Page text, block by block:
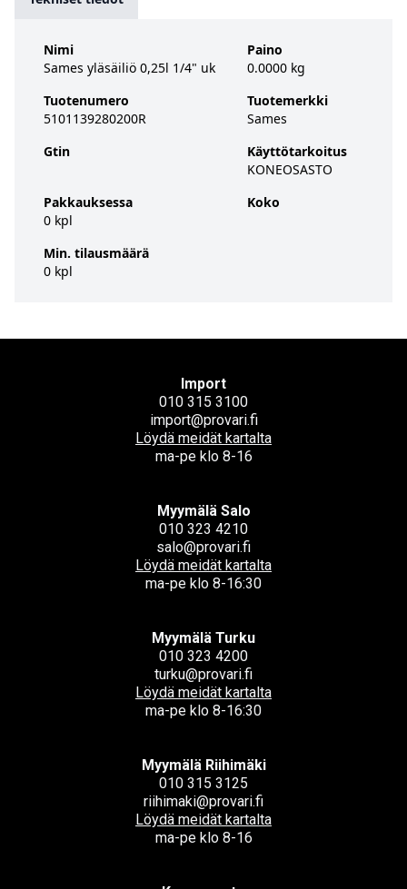
Nimi
Sames yläsäiliö 0,25l 1/4" uk
Tuotenumero
5101139280200R
Gtin
Pakkauksessa
0 kpl
Min. tilausmäärä
0 kpl
Paino
0.0000 kg
Tuotemerkki
Sames
Käyttötarkoitus
KONEOSASTO
Koko
Import
010 315 3100
import@provari.fi
Löydä meidät kartalta
ma-pe klo 8-16
Myymälä Salo
010 323 4210
salo@provari.fi
Löydä meidät kartalta
ma-pe klo 8-16:30
Myymälä Turku
010 323 4200
turku@provari.fi
Löydä meidät kartalta
ma-pe klo 8-16:30
Myymälä Riihimäki
010 315 3125
riihimaki@provari.fi
Löydä meidät kartalta
ma-pe klo 8-16